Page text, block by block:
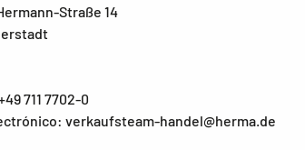
Straße 14
711 7702-0
verkaufsteam-handel@herma.de